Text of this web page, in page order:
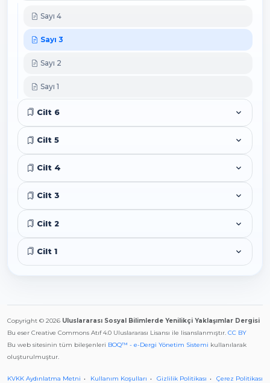
Sayı 4
Sayı 3
Sayı 2
Sayı 1
Cilt 6
Cilt 5
Cilt 4
Cilt 3
Cilt 2
Cilt 1
Copyright © 2026 Uluslararası Sosyal Bilimlerde Yenilikçi Yaklaşımlar Dergisi
Bu eser Creative Commons Atıf 4.0 Uluslararası Lisansı ile lisanslanmıştır. CC BY
Bu web sitesinin tüm bileşenleri BOQ™ - e-Dergi Yönetim Sistemi kullanılarak
oluşturulmuştur.
KVKK Aydınlatma Metni Kullanım Koşulları Gizlilik Politikası Çerez Politikası